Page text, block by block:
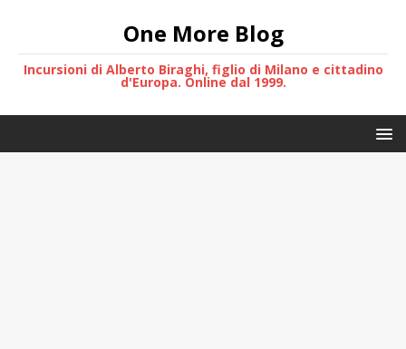
One More Blog
Incursioni di Alberto Biraghi, figlio di Milano e cittadino
d'Europa. Online dal 1999.